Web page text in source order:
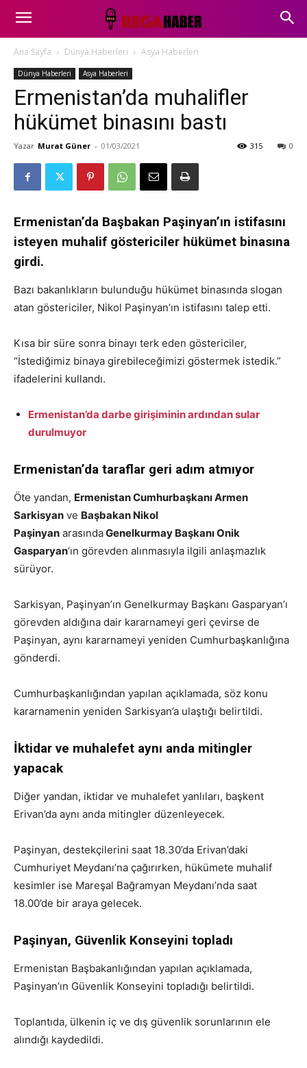
Ana Sayfa Dünya Haberleri Asya Haberleri
Dünya Haberleri Asya Haberleri
Ermenistan’da muhalifler
hükümet binasını bastı
Yazar Murat Güner - 01/03/2021 0
315
Ermenistan’da Başbakan Paşinyan’ın istifasını
isteyen muhalif göstericiler hükümet binasına
girdi.
Bazı bakanlıkların bulunduğu hükümet binasında slogan
atan göstericiler, Nikol Paşinyan’ın istifasını talep etti.
Kısa bir süre sonra binayı terk eden göstericiler,
“İstediğimiz binaya girebileceğimizi göstermek istedik.”
ifadelerini kullandı.
Ermenistan’da darbe girişiminin ardından sular
durulmuyor
Ermenistan’da taraflar geri adım atmıyor
Öte yandan, Ermenistan Cumhurbaşkanı Armen
Sarkisyan ve Başbakan Nikol
Paşinyan arasındaGenelkurmay Başkanı Onik
Gasparyan‘ın görevden alınmasıyla ilgili anlaşmazlık
sürüyor.
Sarkisyan, Paşinyan’ın Genelkurmay Başkanı Gasparyan’ı
görevden aldığına dair kararnameyi geri çevirse de
Paşinyan, aynı kararnameyi yeniden Cumhurbaşkanlığına
gönderdi.
Cumhurbaşkanlığından yapılan açıklamada, söz konu
kararnamenin yeniden Sarkisyan’a ulaştığı belirtildi.
İktidar ve muhalefet aynı anda mitingler
yapacak
Diğer yandan, iktidar ve muhalefet yanlıları, başkent
Erivan’da aynı anda mitingler düzenleyecek.
Paşinyan, destekçilerini saat 18.30’da Erivan’daki
Cumhuriyet Meydanı’na çağırırken, hükümete muhalif
kesimler ise Mareşal Bağramyan Meydanı’nda saat
18.00’de bir araya gelecek.
Paşinyan, Güvenlik Konseyini topladı
Ermenistan Başbakanlığından yapılan açıklamada,
Paşinyan’ın Güvenlik Konseyini topladığı belirtildi.
Toplantıda, ülkenin iç ve dış güvenlik sorunlarının ele
alındığı kaydedildi.